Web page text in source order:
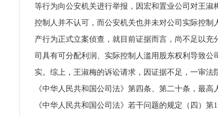
等行为向公安机关进行举报，因宏和置业公司对王淑
控制人并不认可，而公安机关也并未对公司实际控制
产行为正式立案侦查，就目前证据而言，尚不足以充
司具有可分配利润、实际控制人滥用股东权利导致公
实。综上，王淑梅的诉讼请求，因证据不足，一审法
《中华人民共和国公司法》第四条、第二十条，最高
《中华人民共和国公司法》若干问题的规定（四）第